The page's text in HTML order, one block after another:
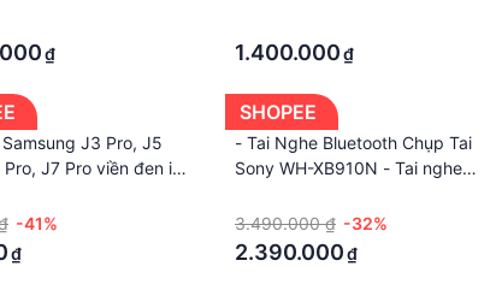
₫ 1.400.000₫
J3 Pro, J5
Pro, J7 Pro viền đen in
-41%
₫
SHOPEE
- Tai Nghe Bluetooth Chụp Tai
Sony WH-XB910N - Tai nghe
3.490.000 ₫ -32%
2.390.000₫